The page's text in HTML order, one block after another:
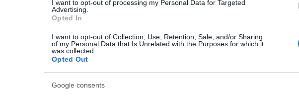
I want to opt-out of processing my Personal Data for Targeted
Advertising.
Opted In
I want to opt-out of Collection, Use, Retention, Sale, and/or Sharing
of my Personal Data that Is Unrelated with the Purposes for which it
was collected.
Opted Out
Google consents